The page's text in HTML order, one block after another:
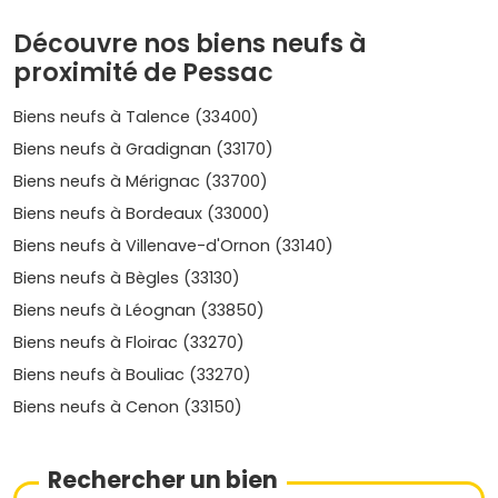
Noès.
En clair, l' immobilier neuf à Pessac
revente solide à moyen terme. Pense à comparer les
charges , le niveau deperformance énergétique
) et la présence de stationnement, très recherché.
Demande locative et profils de
locataires
La ville attire un mix sain delocataires
actifs, personnels hospitaliers et chercheurs. Les petites
surfaces bien situées affichent une forte
locative, avec desrendements bruts
autour de3 % à 4,5 % selon l'emplacement. En bonus,
Pessac est enzone B1, compatible avec le dispositif
(sous conditions), intéressant pour optimiser la fiscalité
Tendances du marché et critères qui
Découvre nos biens neufs à
proximité de Pessac
Biens neufs à Talence (33400)
Biens neufs à Gradignan (33170)
Biens neufs à Mérignac (33700)
Biens neufs à Bordeaux (33000)
Biens neufs à Villenave-d'Ornon (33140)
Biens neufs à Bègles (33130)
Biens neufs à Léognan (33850)
Biens neufs à Floirac (33270)
Biens neufs à Bouliac (33270)
Biens neufs à Cenon (33150)
Rechercher un bien